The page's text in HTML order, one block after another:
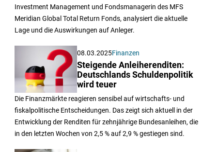
Investment Management und Fondsmanagerin des MFS
Meridian Global Total Return Fonds, analysiert die aktuelle
Lage und die Auswirkungen auf Anleger.
08.03.2025Finanzen
Steigende Anleiherenditen:
Deutschlands Schuldenpolitik
wird teuer
Die Finanzmärkte reagieren sensibel auf wirtschafts- und
fiskalpolitische Entscheidungen. Das zeigt sich aktuell in der
Entwicklung der Renditen für zehnjährige Bundesanleihen, die
in den letzten Wochen von 2,5 % auf 2,9 % gestiegen sind.